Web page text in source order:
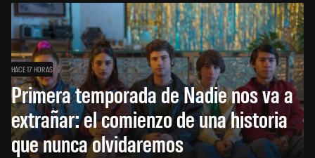
HACE 17 HORAS
Primera temporada de Nadie nos va a
extrañar: el comienzo de una historia
que nunca olvidaremos